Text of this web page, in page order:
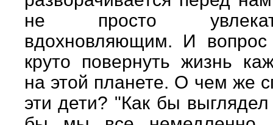
не просто
вдохновляющим. И вопрос
круто повернуть жизнь
на этой планете. О чем же
эти дети? "Как бы